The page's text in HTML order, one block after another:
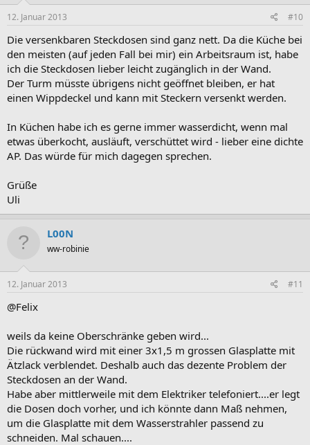
12. Januar 2013 #10
Die versenkbaren Steckdosen sind ganz nett. Da die Küche bei
den meisten (auf jeden Fall bei mir) ein Arbeitsraum ist, habe
ich die Steckdosen lieber leicht zugänglich in der Wand.
Der Turm müsste übrigens nicht geöffnet bleiben, er hat
einen Wippdeckel und kann mit Steckern versenkt werden.
In Küchen habe ich es gerne immer wasserdicht, wenn mal
etwas überkocht, ausläuft, verschüttet wird - lieber eine dichte
AP. Das würde für mich dagegen sprechen.
Grüße
Uli
L00N
ww-robinie
12. Januar 2013 #11
@Felix
weils da keine Oberschränke geben wird...
Die rückwand wird mit einer 3x1,5 m grossen Glasplatte mit
Ätzlack verblendet. Deshalb auch das dezente Problem der
Steckdosen an der Wand.
Habe aber mittlerweile mit dem Elektriker telefoniert....er legt
die Dosen doch vorher, und ich könnte dann Maß nehmen,
um die Glasplatte mit dem Wasserstrahler passend zu
schneiden. Mal schauen....